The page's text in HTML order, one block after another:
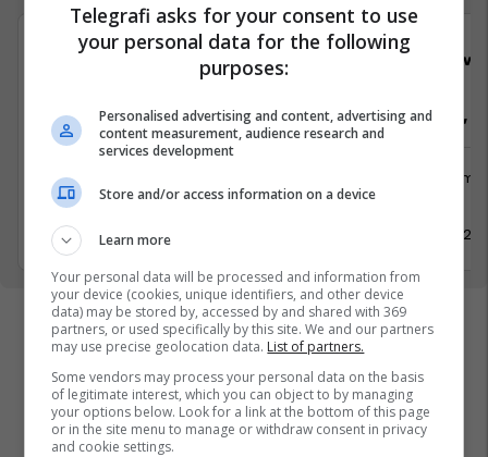
Viva Fresh Store
Arkatare, Sektorist/e, Pranues Malli
Shërbime te Klientëve
Prishtinë
30 Prill 2026
Arkatare,
30 Prill
Telegrafi asks for your consent to use
your personal data for the following
purposes:
Personalised advertising and content, advertising and
content measurement, audience research and
services development
Store and/or access information on a device
Learn more
Your personal data will be processed and information from
your device (cookies, unique identifiers, and other device
data) may be stored by, accessed by and shared with 369
partners, or used specifically by this site. We and our partners
may use precise geolocation data. List of partners.
Some vendors may process your personal data on the basis
of legitimate interest, which you can object to by managing
your options below. Look for a link at the bottom of this page
or in the site menu to manage or withdraw consent in privacy
and cookie settings.